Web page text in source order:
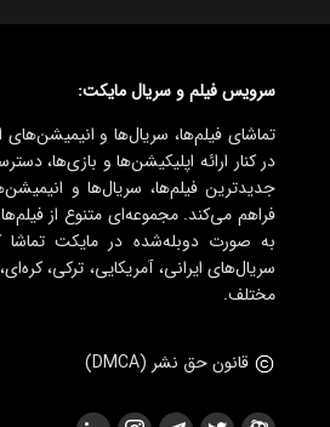
سرویس فیلم و سریال مایکت:
تماشای فیلم‌ها، سریال‌ها و
در کنار ارائه اپلیکیشن‌ها و بازی‌ها،
جدیدترین فیلم‌ها، سریال‌ها و
فراهم می‌کند. مجموعه‌ای متنوع از
به صورت دوبله‌شده در مایکت تماشا
سریال‌های ایرانی، آمریکایی، ترکی،
مختلف.
قانون حق نشر (DMCA)